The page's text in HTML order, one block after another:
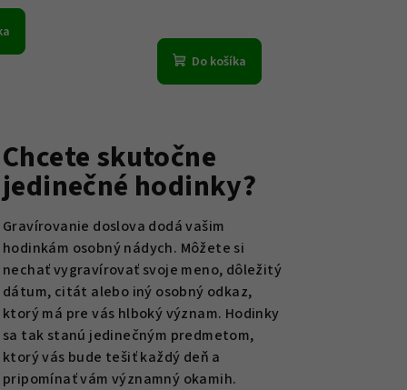
Do košíka
Chcete skutočne
jedinečné hodinky?
Gravírovanie doslova dodá vašim
hodinkám osobný nádych. Môžete si
nechať vygravírovať svoje meno, dôležitý
dátum, citát alebo iný osobný odkaz,
ktorý má pre vás hlboký význam. Hodinky
sa tak stanú jedinečným predmetom,
ktorý vás bude tešiť každý deň a
pripomínať vám významný okamih.